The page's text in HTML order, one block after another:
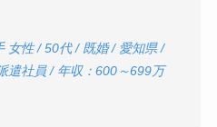
女性 / 50代 / 既婚 / 愛知県 /
遣社員 / 年収：600～699万